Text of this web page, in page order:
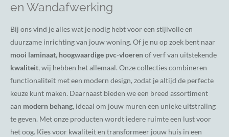
en Wandafwerking
Bij ons vind je alles wat je nodig hebt voor een stijlvolle en
duurzame inrichting van jouw woning. Of je nu op zoek bent naar
mooi laminaat, hoogwaardige pvc-vloerenof verf van uitstekende
kwaliteit, wij hebben het allemaal. Onze collecties combineren
functionaliteit met een modern design, zodat je altijd de perfecte
keuze kunt maken. Daarnaast bieden we een breed assortiment
aan modern behang, ideaal om jouw muren een unieke uitstraling
te geven. Met onze producten wordt iedere ruimte een lust voor
het oog. Kies voor kwaliteit en transformeer jouw huis in een